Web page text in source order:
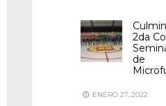
2da
de
ENERO 27, 2022